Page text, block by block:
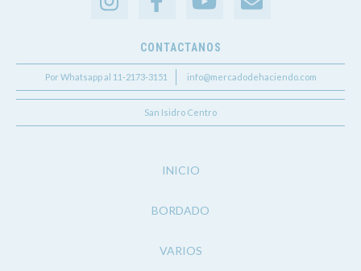
CONTACTANOS
Por Whatsapp al 11-2173-3151 info@mercadodehaciendo.com
San Isidro Centro
INICIO
BORDADO
VARIOS